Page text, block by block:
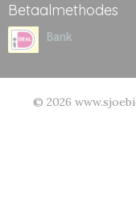
Betaalmethodes
© 2026